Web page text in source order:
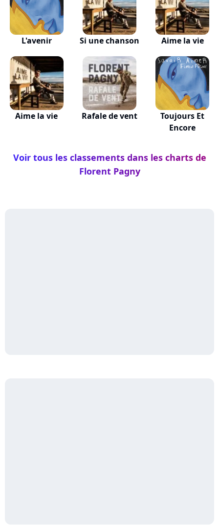
L'avenir Si une chanson Aime la vie
Aime la vie Rafale de vent
Toujours Et
Encore
Voir tous les classements dans les charts de
Florent Pagny